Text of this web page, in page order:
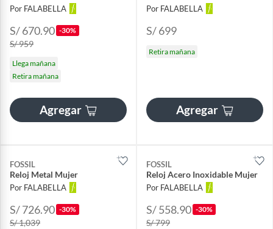
Por FALABELLA
S/ 670.90 -30%
S/ 959
Llega mañana
Retira mañana
Agregar
Por FALABELLA
S/ 699
Retira mañana
Agregar
FOSSIL
Reloj Metal Mujer
Por FALABELLA
S/ 726.90 -30%
S/ 1,039
FOSSIL
Reloj Acero Inoxidable Mujer
Por FALABELLA
S/ 558.90 -30%
S/ 799